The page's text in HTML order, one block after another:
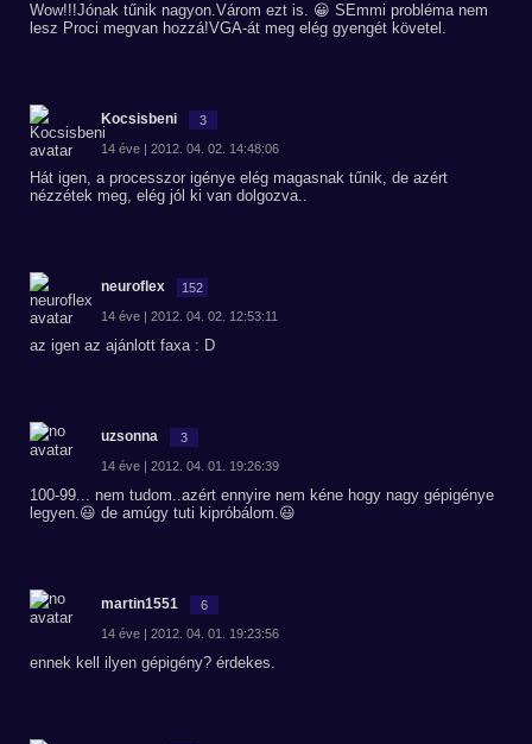
Wow!!!Jónak tűnik nagyon.Várom ezt is. 😀 SEmmi probléma nem
lesz Proci megvan hozzá!VGA-át meg elég gyengét követel.
Kocsisbeni 3
14 éve | 2012. 04. 02. 14:48:06
Hát igen, a processzor igénye elég magasnak tűnik, de azért
nézzétek meg, elég jól ki van dolgozva..
neuroflex 152
14 éve | 2012. 04. 02. 12:53:11
az igen az ajánlott faxa : D
uzsonna 3
14 éve | 2012. 04. 01. 19:26:39
100-99... nem tudom..azért ennyire nem kéne hogy nagy gépigénye
legyen.😃 de amúgy tuti kipróbálom.😃
martin1551 6
14 éve | 2012. 04. 01. 19:23:56
ennek kell ilyen gépigény? érdekes.